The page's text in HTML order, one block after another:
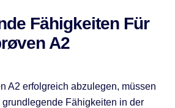
Fähigkeiten Für
A2
A2 erfolgreich abzulegen, müssen
Fähigkeiten in der